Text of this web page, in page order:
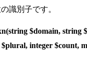
識別子です。
$domain, string
integer $count,